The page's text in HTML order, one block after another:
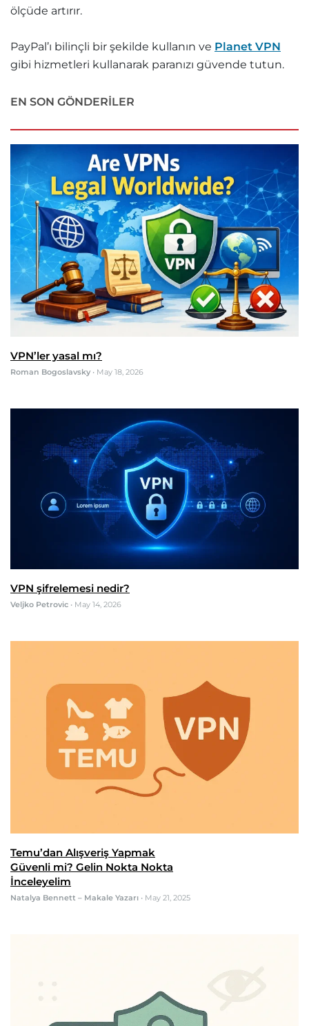
ölçüde artırır.
PayPal’ı bilinçli bir şekilde kullanın ve Planet VPN
gibi hizmetleri kullanarak paranızı güvende tutun.
EN SON GÖNDERILER
VPN’ler yasal mı?
Roman Bogoslavsky • May 18, 2026
VPN şifrelemesi nedir?
Veljko Petrovic • May 14, 2026
Temu’dan Alışveriş Yapmak
Güvenli mi? Gelin Nokta Nokta
İnceleyelim
Natalya Bennett – Makale Yazarı • May 21, 2025